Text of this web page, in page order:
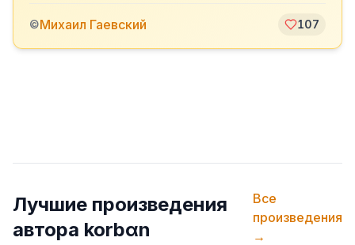
©Михаил Гаевский 107
Лучшие произведения
автора korbαn
Все
произведения
→